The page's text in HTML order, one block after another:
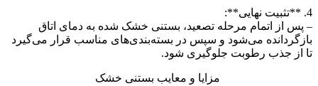
4. **تثبیت نهایی**:
– پس از اتمام مرحله تصعید، بستنی خشک شده به دمای اتاق
بازگردانده می‌شود و سپس در بسته‌بندی‌های مناسب قرار می‌گیرد
تا از جذب رطوبت جلوگیری شود.
مزایا و معایب بستنی خشک